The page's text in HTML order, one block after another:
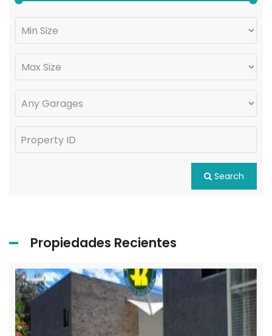
Search
Propiedades Recientes